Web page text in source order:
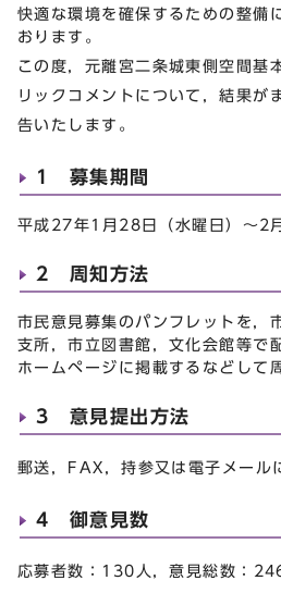
快適な環境を確保するための整備
おります。
この度，元離宮二条城東側空間基
リックコメントについて，結果が
告いたします。
1 募集期間
平成27年1月28日（水曜日）～2
2 周知方法
市民意見募集のパンフレットを，
支所，市立図書館，文化会館等で
ホームページに掲載するなどして
3 意見提出方法
郵送，FAX，持参又は電子メール
4 御意見数
応募者数：130人，意見総数：